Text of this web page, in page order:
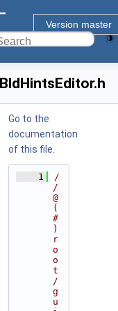
Version master
Go to the
documentation
of this file.
    1
/
/
@
(
#
)
r
o
o
t
/
g
u